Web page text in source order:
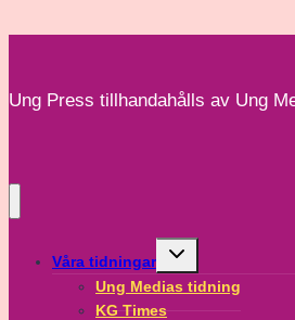
Ung Press tillhandahålls av Ung
Våra tidningar
Toggle
menu
Ung Medias tidning
KG Times